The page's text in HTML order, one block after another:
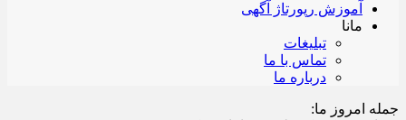
آموزش رپورتاژ آگهی
مانا
تبلیغات
تماس با ما
درباره ما
جمله امروز ما: